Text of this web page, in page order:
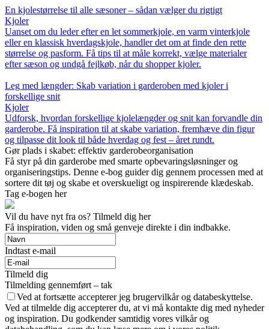
En kjolestørrelse til alle sæsoner – sådan vælger du rigtigt
Kjoler
Uanset om du leder efter en let sommerkjole, en varm vinterkjole
eller en klassisk hverdagskjole, handler det om at finde den rette
størrelse og pasform. Få tips til at måle korrekt, vælge materialer
efter sæson og undgå fejlkøb, når du shopper kjoler.
Leg med længder: Skab variation i garderoben med kjoler i
forskellige snit
Kjoler
Udforsk, hvordan forskellige kjolelængder og snit kan forvandle din
garderobe. Få inspiration til at skabe variation, fremhæve din figur
og tilpasse dit look til både hverdag og fest – året rundt.
Gør plads i skabet: effektiv garderobeorganisation
Få styr på din garderobe med smarte opbevaringsløsninger og
organiseringstips. Denne e-bog guider dig gennem processen med at
sortere dit tøj og skabe et overskueligt og inspirerende klædeskab.
Tag e-bogen her
Vil du have nyt fra os? Tilmeld dig her
Få inspiration, viden og små genveje direkte i din indbakke.
Indtast e-mail
Tilmeld dig
Tilmelding gennemført – tak
Ved at fortsætte accepterer jeg brugervilkår og databeskyttelse.
Ved at tilmelde dig accepterer du, at vi må kontakte dig med nyheder
og inspiration. Du godkender samtidig vores vilkår og